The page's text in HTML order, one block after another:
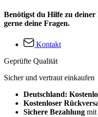
Benötigst du Hilfe zu
gerne deine Fragen.
Kontakt
Geprüfte Qualität
Sicher und vertraut einkaufen
Deutschland:
Kostenloser
Sichere Bezahlung mit